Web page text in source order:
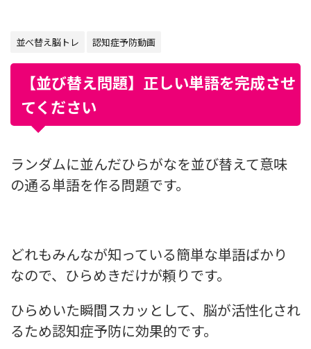
並べ替え脳トレ 認知症予防動画
【並び替え問題】正しい単語を完成させ
てください
ランダムに並んだひらがなを並び替えて意味
の通る単語を作る問題です。
どれもみんなが知っている簡単な単語ばかり
なので、ひらめきだけが頼りです。
ひらめいた瞬間スカッとして、脳が活性化され
るため認知症予防に効果的です。